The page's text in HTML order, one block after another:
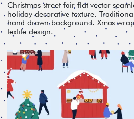
Christmas street fair flat vector
holiday decorative texture.
hand drawn background. Xmas
textile design.